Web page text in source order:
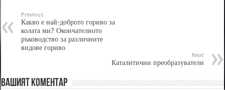
Previous
Какво е най-доброто гориво за
колата ми? Окончателното
ръководство за различните
видове гориво
Next
Каталитични преобразуватели
Вашият коментар